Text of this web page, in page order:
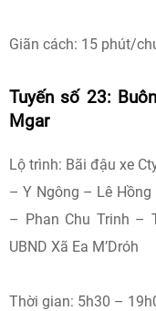
Giãn cách: 15 phút/
Tuyến số 23:
Mgar
Lộ trình: Bãi đậu xe
– Y Ngông – Lê
– Phan Chu Trinh –
UBND Xã Ea M’Dróh
Thời gian: 5h30 –